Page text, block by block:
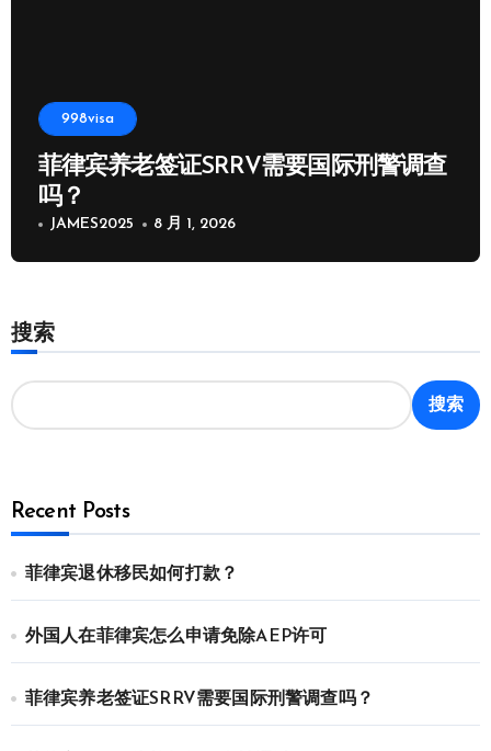
998visa
菲律宾养老签证SRRV需要国际刑警调查
吗？
JAMES2025 8 月 1, 2026
搜索
搜索
Recent Posts
菲律宾退休移民如何打款？
外国人在菲律宾怎么申请免除AEP许可
菲律宾养老签证SRRV需要国际刑警调查吗？